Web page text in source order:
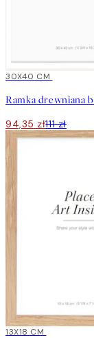
15%*
30X40 CM
Ramka drewniana
94,35 zł111 zł
15%*
13X18 CM